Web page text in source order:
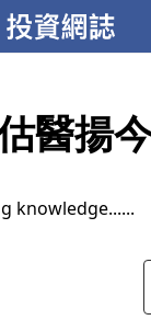
醫揚
knowledge...